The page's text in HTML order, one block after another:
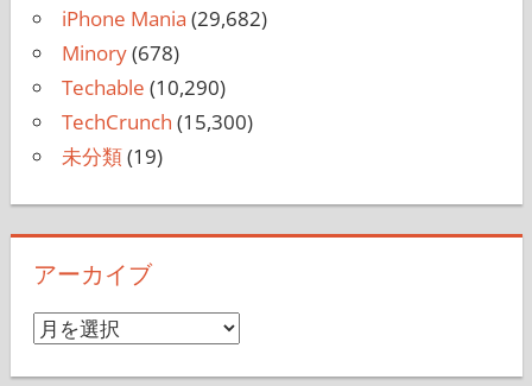
iPhone Mania (29,682)
Minory(678)
Techable (10,290)
TechCrunch (15,300)
未分類(19)
アーカイブ
ア